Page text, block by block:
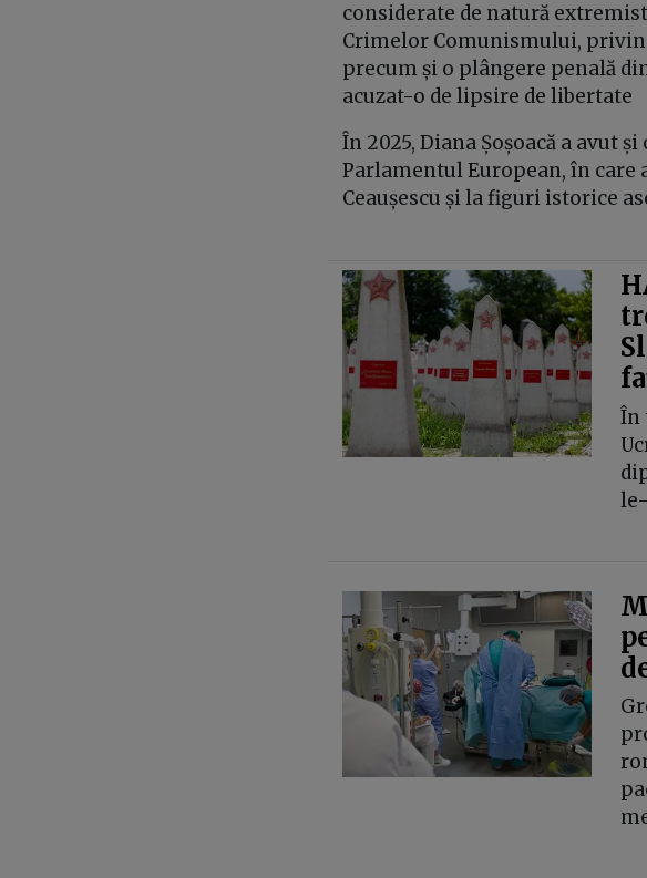
considerate de natură
Crimelor Comunismului,
precum și o plângere penală
acuzat-o de lipsire de libertate
În 2025, Diana Șoșoacă a avut
Parlamentul European, în
Ceaușescu și la figuri istorice
În